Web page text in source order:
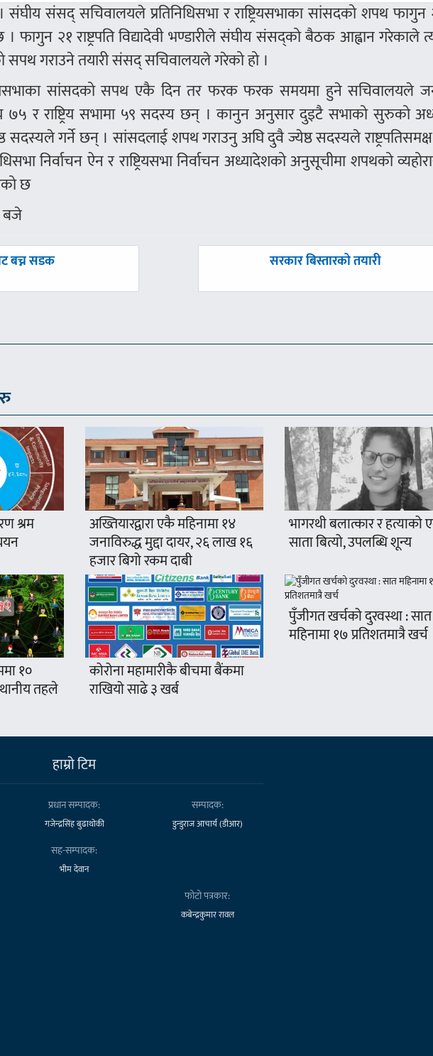
संघीय संसद् सचिवालयले प्रतिनिधिसभा र राष्ट्रियसभाका सांसदको शपथ फागुन
। फागुन २१ राष्ट्रपति विद्यादेवी भण्डारीले संघीय संसद्को बैठक आह्वान गरेकाले
सपथ गराउने तयारी संसद् सचिवालयले गरेको हो ।
सांसदको सपथ एकै दिन तर फरक फरक समयमा हुने सचिवालयले
७५ र राष्ट्रिय सभामा ५९ सदस्य छन् । कानुन अनुसार दुइटै सभाको सुरुको
सदस्यले गर्ने छन् । सांसदलाई शपथ गराउनु अघि दुवै ज्येष्ठ सदस्यले
निर्वाचन ऐन र राष्ट्रियसभा निर्वाचन अध्यादेशको अनुसूचीमा शपथको
छ
बजे
बच्न सडक
अघिल्लाे
सरकार बिस्तारको तयारी
श्रम अख्तियारद्वारा एकै महिनामा १४
जनाविरुद्ध मुद्दा दायर, २६ लाख १६
हजार बिगो रकम दाबी
भागरथी बलात्कार र हत्याको
साता बित्यो, उपलब्धि शून्य
१०
तहले
कोरोना महामारीकै बीचमा बैंकमा
राखियो साढे ३ खर्ब
पुँजीगत खर्चको दुरवस्था : सात
महिनामा १७ प्रतिशतमात्रै खर्च
हाम्राे टिम
प्रधान सम्पादक:
गजेन्द्रसिंह बुढाथोकी
सम्पादक:
डुन्डुराज आचार्य (डीआर)
सह-सम्पादक:
भीम देवान
फोटो पत्रकार:
कबेन्द्रकुमार रावल